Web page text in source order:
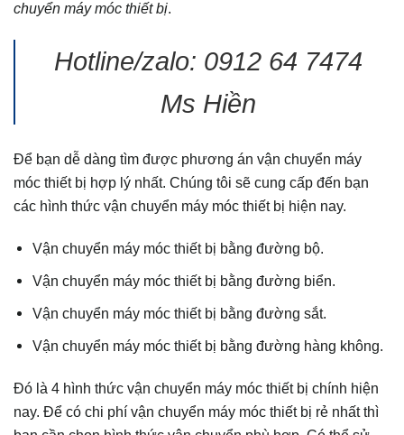
chuyển máy móc thiết bị.
Hotline/zalo: 0912 64 7474
Ms Hiền
Để bạn dễ dàng tìm được phương án vận chuyển máy
móc thiết bị hợp lý nhất. Chúng tôi sẽ cung cấp đến bạn
các hình thức vận chuyển máy móc thiết bị hiện nay.
Vận chuyển máy móc thiết bị bằng đường bộ.
Vận chuyển máy móc thiết bị bằng đường biển.
Vận chuyển máy móc thiết bị bằng đường sắt.
Vận chuyển máy móc thiết bị bằng đường hàng không.
Đó là 4 hình thức vận chuyển máy móc thiết bị chính hiện
nay. Để có chi phí vận chuyển máy móc thiết bị rẻ nhất thì